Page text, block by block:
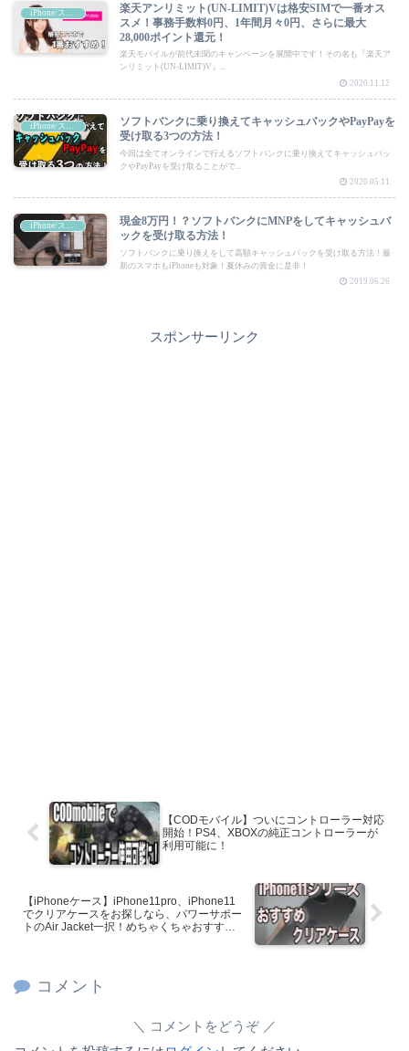
楽天アンリミット(UN-LIMIT)Vは格安SIMで一番オス
スメ！事務手数料0円、1年間月々0円、さらに最大
28,000ポイント還元！
楽天モバイルが前代未聞のキャンペーンを展開中です！その名も『楽天ア
ンリミット(UN-LIMIT)V』...
2020.11.12
iPhone/スマートフォン
ソフトバンクに乗り換えてキャッシュバックやPayPayを
受け取る3つの方法！
今回は全てオンラインで行えるソフトバンクに乗り換えてキャッシュバッ
クやPayPayを受け取ることがで...
2020.05.11
iPhone/スマートフォン
現金8万円！？ソフトバンクにMNPをしてキャッシュバ
ックを受け取る方法！
ソフトバンクに乗り換えをして高額キャッシュバックを受け取る方法！最
新のスマホもiPhoneも対象！夏休みの資金に是非！
2019.06.26
スポンサーリンク
【CODモバイル】ついにコントローラー対応
開始！PS4、XBOXの純正コントローラーが
利用可能に！
【iPhoneケース】iPhone11pro、iPhone11
でクリアケースをお探しなら、パワーサポー
トのAir Jacket一択！めちゃくちゃおすすめ
コメント
コメントをどうぞ